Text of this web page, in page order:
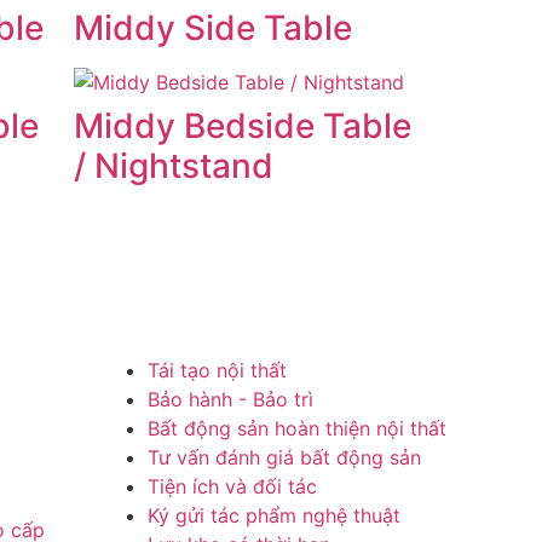
Middy Side Table
Middy Bedside Table
/ Nightstand
cấp
Tái tạo nội thất
Bảo hành - Bảo trì
Bất động sản hoàn thiện nội thất
Tư vấn đánh giá bất động sản
Tiện ích và đối tác
Ký gửi tác phẩm nghệ thuật